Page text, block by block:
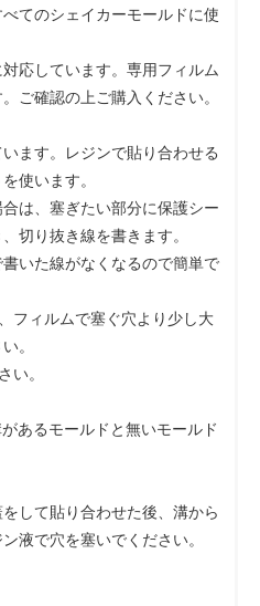
てのシェイカーモールドに使
応しています。専用フィルム
ご確認の上ご購入ください。
ます。レジンで貼り合わせる
使います。
は、塞ぎたい部分に保護シー
切り抜き線を書きます。
書いた線がなくなるので簡単で
フィルムで塞ぐ穴より少し大
。
い。
あるモールドと無いモールド
して貼り合わせた後、溝から
液で穴を塞いでください。